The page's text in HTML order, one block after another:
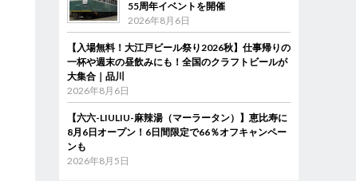
55周年イベントを開催
2026年8月6日
【入場無料！大江戸ビール祭り2026秋】仕事帰りの
一杯や週末の昼飲みにも！全国のクラフトビールが
大集合｜品川
2026年8月6日
【六六-LIULIU-麻辣湯（マーラータン）】恵比寿に
8月6日オープン！6日間限定で66％オフキャンペー
ンも
2026年8月5日